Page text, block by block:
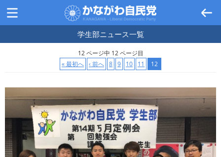
学生部ニュース一覧
12 ページ中 12 ページ目
« 最初へ ‹ 前へ 8 9 10 11 12